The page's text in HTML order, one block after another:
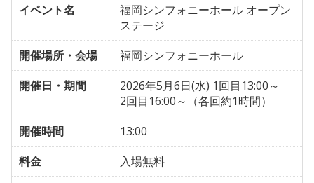
イベント名
福岡シンフォニーホール オープン
ステージ
開催場所・会場
福岡シンフォニーホール
開催日・期間
2026年5月6日(水) 1回目13:00～
2回目16:00～（各回約1時間）
開催時間
13:00
料金
入場無料